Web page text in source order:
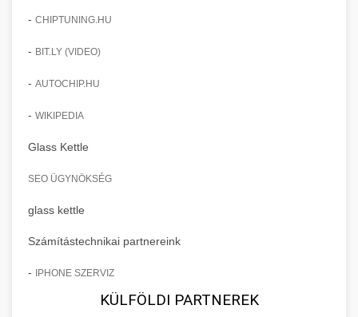
- CHIPTUNING.HU
- BIT.LY (VIDEO)
- AUTOCHIP.HU
- WIKIPEDIA
Glass Kettle
SEO ÜGYNÖKSÉG
glass kettle
Számítástechnikai partnereink
- IPHONE SZERVIZ
KÜLFÖLDI PARTNEREK